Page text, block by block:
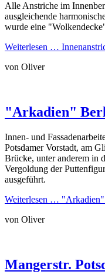
Alle Anstriche im
ausgleichende
wurde eine
Weiterlesen …
von Oliver
"Arkadien"
Innen- und
Potsdamer Vorstadt, am
Brücke, unter anderem in
Vergoldung der
ausgeführt.
Weiterlesen … "Arkadien"
von Oliver
Mangerstr.